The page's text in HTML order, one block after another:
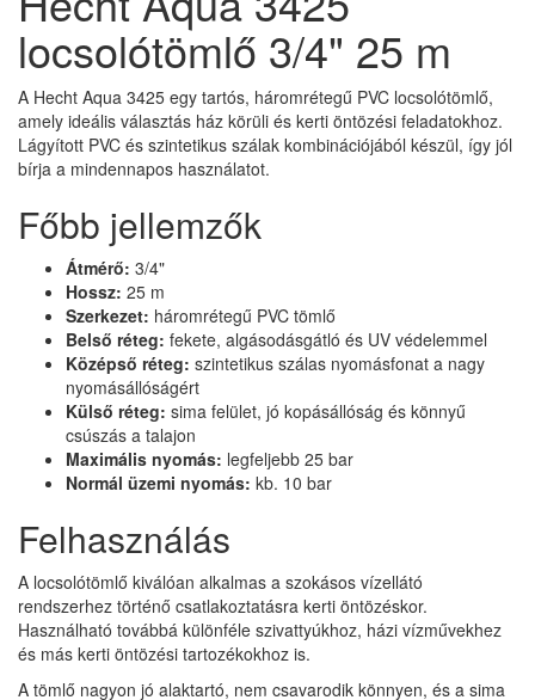
locsolótömlő 3/4" 25 m
A Hecht Aqua 3425 egy tartós, háromrétegű PVC locsolótömlő,
amely ideális választás ház körüli és kerti öntözési feladatokhoz.
Lágyított PVC és szintetikus szálak kombinációjából készül, így jól
bírja a mindennapos használatot.
Főbb jellemzők
Átmérő: 3/4"
Hossz: 25 m
Szerkezet: háromrétegű PVC tömlő
Belső réteg: fekete, algásodásgátló és UV védelemmel
Középső réteg: szintetikus szálas nyomásfonat a nagy
nyomásállóságért
Külső réteg: sima felület, jó kopásállóság és könnyű
csúszás a talajon
Maximális nyomás: legfeljebb 25 bar
Normál üzemi nyomás: kb. 10 bar
Felhasználás
A locsolótömlő kiválóan alkalmas a szokásos vízellátó
rendszerhez történő csatlakoztatásra kerti öntözéskor.
Használható továbbá különféle szivattyúkhoz, házi vízművekhez
és más kerti öntözési tartozékokhoz is.
A tömlő nagyon jó alaktartó, nem csavarodik könnyen, és a sima